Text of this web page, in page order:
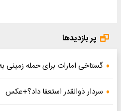
پر بازدیدها
گستاخی امارات برای حمله زمینی
سردار ذوالقدر استعفا داد؟+عکس